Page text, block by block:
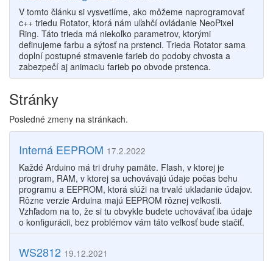
V tomto článku si vysvetlíme, ako môžeme naprogramovať
c++ triedu Rotator, ktorá nám uľahčí ovládanie NeoPixel
Ring. Táto trieda má niekoľko parametrov, ktorými
definujeme farbu a sýtosť na prstenci. Trieda Rotator sama
doplní postupné stmavenie farieb do podoby chvosta a
zabezpečí aj animaciu farieb po obvode prstenca.
Stránky
Posledné zmeny na stránkach.
Interná EEPROM 17.2.2022
Každé Arduino má tri druhy pamäte. Flash, v ktorej je
program, RAM, v ktorej sa uchovávajú údaje počas behu
programu a EEPROM, ktorá slúži na trvalé ukladanie údajov.
Rôzne verzie Arduina majú EEPROM rôznej veľkosti.
Vzhľadom na to, že si tu obvykle budete uchovávať iba údaje
o konfigurácii, bez problémov vám táto veľkosť bude stačiť.
WS2812 19.12.2021